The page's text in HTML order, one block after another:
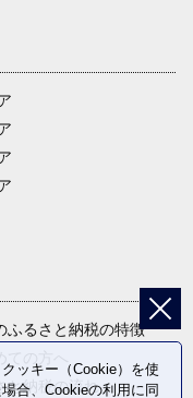
ふるさと納税の特徴
と納税の流れ
ッキー（Cookie）を使
合、Cookieの利用に同